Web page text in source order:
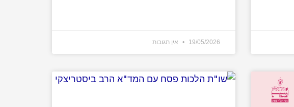
19/05/2026 אין תגובות